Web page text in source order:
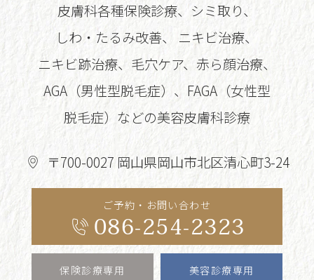
皮膚科各種保険診療、シミ取り、
しわ・たるみ改善、
ニキビ治療、
ニキビ跡治療、毛穴ケア、赤ら顔治療、
AGA（男性型脱毛症）、FAGA（女性型
脱毛症）などの美容皮膚科診療
〒700-0027 岡山県岡山市北区清心町3-24
ご予約・お問い合わせ
086-254-2323
保険診療専用 美容診療専用